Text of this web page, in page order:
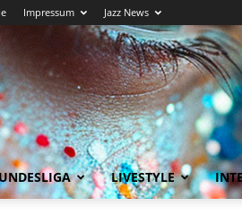
Impressum Jazz News
LIVESTYLE